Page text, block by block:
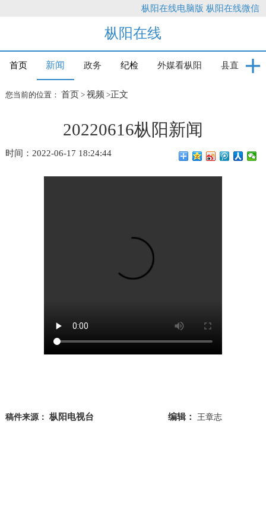
枞阳在线电脑版 枞阳在线微信
枞阳在线
首页 新闻 政务 纪检 外媒看枞阳 县直
您当前的位置： 首页 > 视频 >正文
20220616枞阳新闻
时间：2022-06-17 18:24:44
稿件来源： 枞阳电视台 编辑： 王章志